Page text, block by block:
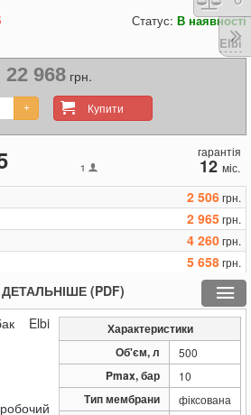
Статус: В наявності
Elbi
22 968грн.
Купити
+
1
гарантія
12 міс.
2 506грн.
2 965грн.
4 260грн.
5 658грн.
7 538грн.
9 417грн.
12 695
13 175
22 968
ДЕТАЛЬНІШЕ (PDF)
Характеристики
Об'єм, л
500
Pmax, бар 10
Тип мембрани фіксована
Elbi